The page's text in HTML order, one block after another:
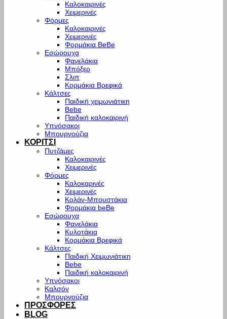
Καλοκαιρινές
Χειμερινές
Φόρμες
Καλοκαιρινές
Χειμερινές
Φορμάκια BeBe
Εσώρουχα
Φανελάκια
Μπόξερ
Σλιπ
Κορμάκια Βρεφικά
Κάλτσες
Παιδική χειμωνιάτικη
Bebe
Παιδική καλοκαιρινή
Υπνόσακοι
Μπουρνούζια
ΚΟΡΙΤΣΙ
Πυτζάμες
Καλοκαιρινές
Χειμερινές
Φόρμες
Καλοκαρινές
Χειμερινές
Κολάν-Μπουστάκια
Φορμάκια beBe
Εσώρουχα
Φανελάκια
Κυλοτάκια
Κορμάκια Βρεφικά
Κάλτσες
Παιδική Χειμωνιάτικη
Bebe
Παιδική καλοκαιρινή
Υπνόσακοι
Καλσόν
Μπουρνούζια
ΠΡΟΣΦΟΡΕΣ
BLOG